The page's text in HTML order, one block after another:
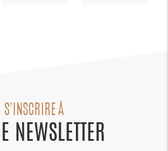
S'INSCRIRE À
NEWSLETTER